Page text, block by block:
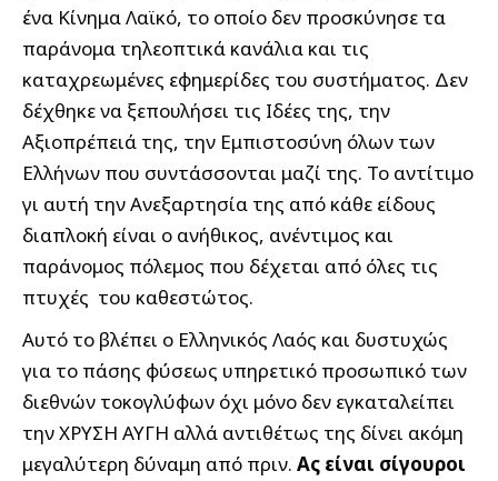
ένα Κίνημα Λαϊκό, το οποίο δεν προσκύνησε τα
παράνομα τηλεοπτικά κανάλια και τις
καταχρεωμένες εφημερίδες του συστήματος. Δεν
δέχθηκε να ξεπουλήσει τις Ιδέες της, την
Αξιοπρέπειά της, την Εμπιστοσύνη όλων των
Ελλήνων που συντάσσονται μαζί της. Το αντίτιμο
γι αυτή την Ανεξαρτησία της από κάθε είδους
διαπλοκή είναι ο ανήθικος, ανέντιμος και
παράνομος πόλεμος που δέχεται από όλες τις
πτυχές του καθεστώτος.
Αυτό το βλέπει ο Ελληνικός Λαός και δυστυχώς
για το πάσης φύσεως υπηρετικό προσωπικό των
διεθνών τοκογλύφων όχι μόνο δεν εγκαταλείπει
την ΧΡΥΣΗ ΑΥΓΗ αλλά αντιθέτως της δίνει ακόμη
μεγαλύτερη δύναμη από πριν. Ας είναι σίγουροι